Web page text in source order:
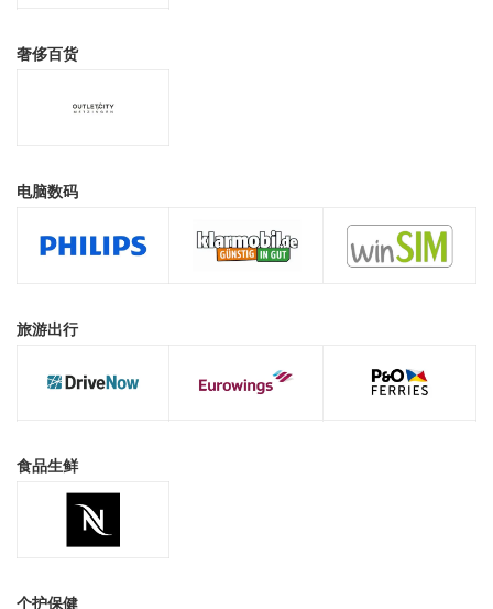
奢侈百货
电脑数码
旅游出行
食品生鲜
个护保健